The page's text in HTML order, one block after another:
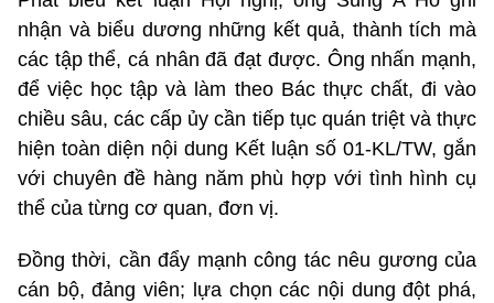
nhận và biểu dương những kết quả, thành tích mà
các tập thể, cá nhân đã đạt được. Ông nhấn mạnh,
để việc học tập và làm theo Bác thực chất, đi vào
chiều sâu, các cấp ủy cần tiếp tục quán triệt và thực
hiện toàn diện nội dung Kết luận số 01-KL/TW, gắn
với chuyên đề hàng năm phù hợp với tình hình cụ
thể của từng cơ quan, đơn vị.
Đồng thời, cần đẩy mạnh công tác nêu gương của
cán bộ, đảng viên; lựa chọn các nội dung đột phá,